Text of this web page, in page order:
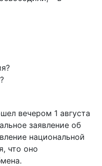
вечером 1 августа
заявление об
национальной
что оно